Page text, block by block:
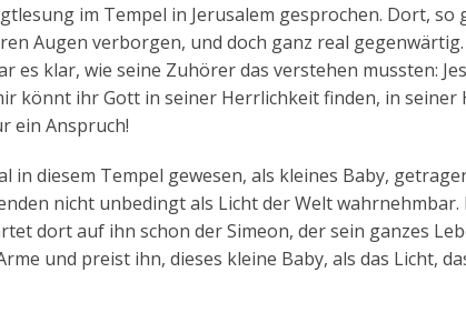
im Tempel in Jerusalem gesprochen. Dort, so
Augen verborgen, und doch ganz real
es klar, wie seine Zuhörer das verstehen mussten:
könnt ihr Gott in seiner Herrlichkeit finden, in seiner
ein Anspruch!
in diesem Tempel gewesen, als kleines Baby,
nicht unbedingt als Licht der Welt wahrnehmbar.
dort auf ihn schon der Simeon, der sein ganzes
und preist ihn, dieses kleine Baby, als das Licht,